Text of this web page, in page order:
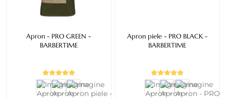
Apron - PRO GREEN -
BARBERTIME
Apron piele - PRO BLACK -
BARBERTIME